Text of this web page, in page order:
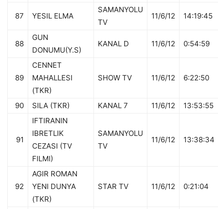
87 YESIL ELMA
SAMANYOLU
TV
11/6/12 14:19:45
88
GUN
DONUMU(Y.S)
KANAL D 11/6/12 0:54:59
89
CENNET
MAHALLESI
(TKR)
SHOW TV 11/6/12 6:22:50
90 SILA (TKR) KANAL 7 11/6/12 13:53:55
91
IFTIRANIN
IBRETLIK
CEZASI (TV
FILMI)
SAMANYOLU
TV
11/6/12 13:38:34
92
AGIR ROMAN
YENI DUNYA
(TKR)
STAR TV 11/6/12 0:21:04